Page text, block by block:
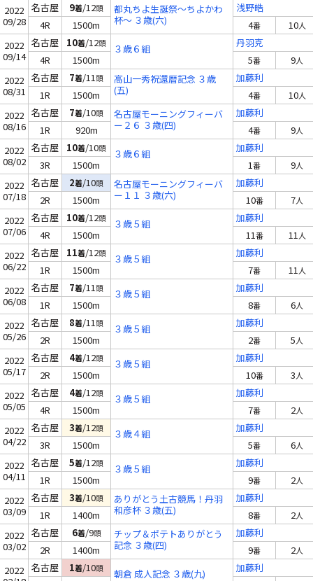
2022
09/28
名古屋 9着/12頭
都丸ちよ生誕祭～ちよかわ
杯～ ３歳(六)
浅野皓
4R
1500m 4番 10人
2022
09/14
名古屋 10着/12頭 ３歳６組
丹羽克
4R
1500m 5番 9人
2022
08/31
名古屋 7着/11頭
高山一秀祝還暦記念 ３歳
(五)
加藤利
1R
1500m 4番 10人
2022
08/16
名古屋 7着/10頭
名古屋モーニングフィーバ
ー２６ ３歳(四)
加藤利
1R
920m 4番 9人
2022
08/02
名古屋 10着/10頭 ３歳６組
加藤利
3R
1500m 1番 9人
2022
07/18
名古屋 2着/10頭
名古屋モーニングフィーバ
ー１１ ３歳(六)
加藤利
2R
1500m 10番 7人
2022
07/06
名古屋 10着/12頭 ３歳５組
加藤利
4R
1500m 11番 11人
2022
06/22
名古屋 11着/12頭 ３歳５組
加藤利
1R
1500m 7番 11人
2022
06/08
名古屋 7着/11頭 ３歳５組
加藤利
1R
1500m 8番 6人
2022
05/26
名古屋 8着/11頭 ３歳５組
加藤利
2R
1500m 2番 5人
2022
05/17
名古屋 4着/12頭 ３歳５組
加藤利
2R
1500m 10番 3人
2022
05/05
名古屋 4着/12頭 ３歳５組
加藤利
4R
1500m 7番 2人
2022
04/22
名古屋 3着/12頭 ３歳４組
加藤利
3R
1500m 5番 6人
2022
04/11
名古屋 5着/12頭 ３歳５組
加藤利
1R
1500m 9番 2人
2022
03/09
名古屋 3着/10頭
ありがとう土古競馬！丹羽
和彦杯 ３歳(五)
加藤利
1R
1400m 8番 2人
2022
03/02
名古屋 6着/9頭
チップ＆ポテトありがとう
記念 ３歳(四)
加藤利
2R
1400m 9番 2人
2022 名古屋 1着/10頭 朝倉 成人記念 ３歳(九)
加藤利